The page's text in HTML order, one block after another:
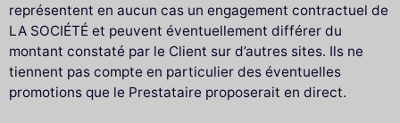
représentent en aucun cas un engagement contractuel de
LA SOCIÉTÉ et peuvent éventuellement différer du
montant constaté par le Client sur d’autres sites. Ils ne
tiennent pas compte en particulier des éventuelles
promotions que le Prestataire proposerait en direct.